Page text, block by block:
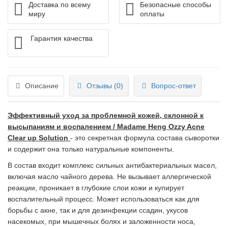
Доставка по всему
миру
Безопасные способы
оплаты
Гарантия качества
Описание Отзывы (0) Вопрос-ответ
Эффективный уход за проблемной кожей, склонной к
высыпаниям и воспалением / Madame Heng Ozzy Acne
Clear up Solution - это секретная формула состава сыворотки
и содержит она только натуральные компоненты.
В состав входит комплекс сильных антибактериальных масел,
включая масло чайного дерева. Не вызывает аллергической
реакции, проникает в глубокие слои кожи и купирует
воспалительный процесс. Может использоваться как для
борьбы с акне, так и для дезинфекции ссадин, укусов
насекомых, при мышечных болях и заложенности носа,